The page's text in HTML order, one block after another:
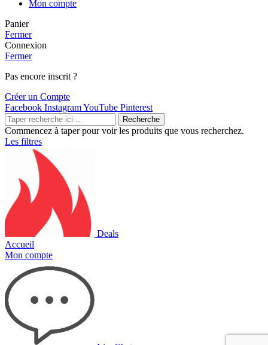
Mon compte
Panier
Fermer
Connexion
Fermer
Pas encore inscrit ?
Créer un Compte
Facebook InstagramYouTube Pinterest
Recherche
Commencez à taper pour voir les produits que vous recherchez.
Les filtres
Deals
Accueil
Mon compte